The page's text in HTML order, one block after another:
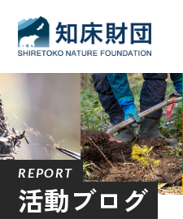
REPORT
活動ブログ